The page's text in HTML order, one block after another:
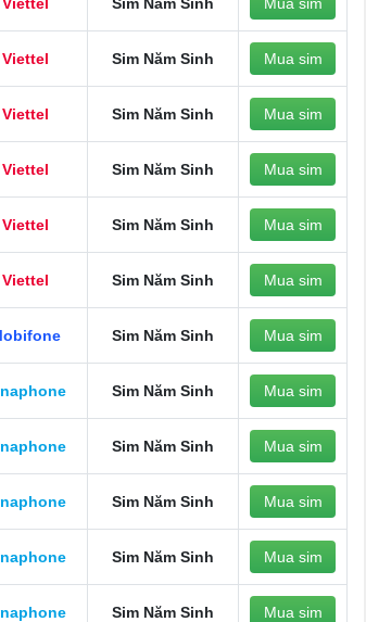
Viettel Sim Năm Sinh Mua sim
Viettel Sim Năm Sinh Mua sim
Viettel Sim Năm Sinh Mua sim
Viettel Sim Năm Sinh Mua sim
Viettel Sim Năm Sinh Mua sim
Sim Năm Sinh Mua sim
Sim Năm Sinh Mua sim
Sim Năm Sinh Mua sim
Sim Năm Sinh Mua sim
Sim Năm Sinh Mua sim
Sim Năm Sinh Mua sim